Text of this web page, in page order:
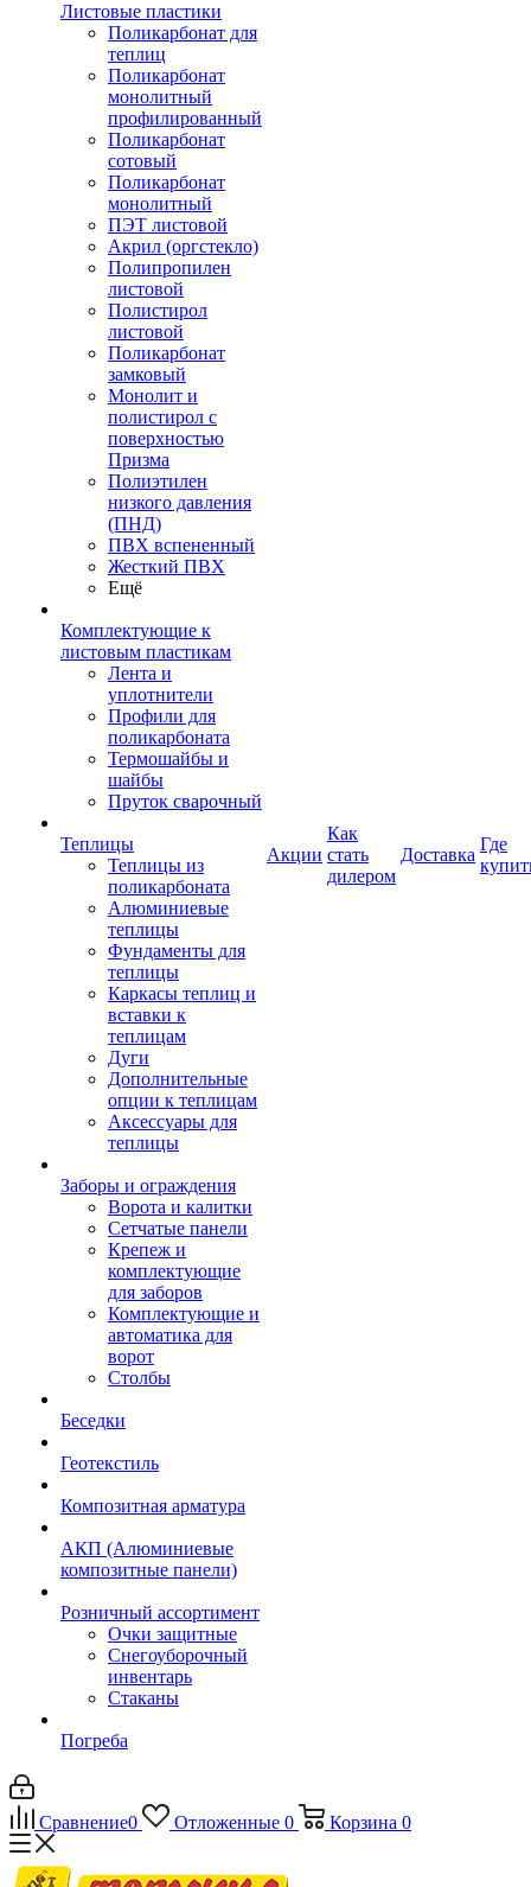
Листовые пластики
Поликарбонат для
теплиц
Поликарбонат
монолитный
профилированный
Поликарбонат
сотовый
Поликарбонат
монолитный
ПЭТ листовой
Акрил (оргстекло)
Полипропилен
листовой
Полистирол
листовой
Поликарбонат
замковый
Монолит и
полистирол с
поверхностью
Призма
Полиэтилен
низкого давления
(ПНД)
ПВХ вспененный
Жесткий ПВХ
Ещё
Комплектующие к
листовым пластикам
Лента и
уплотнители
Профили для
поликарбоната
Термошайбы и
шайбы
Пруток сварочный
Теплицы
Теплицы из
поликарбоната
Алюминиевые
теплицы
Фундаменты для
теплицы
Каркасы теплиц и
вставки к
теплицам
Дуги
Дополнительные
опции к теплицам
Аксессуары для
теплицы
Заборы и ограждения
Ворота и калитки
Сетчатые панели
Крепеж и
комплектующие
для заборов
Комплектующие и
автоматика для
ворот
Столбы
Беседки
Геотекстиль
Композитная арматура
АКП (Алюминиевые
композитные панели)
Розничный ассортимент
Очки защитные
Снегоуборочный
инвентарь
Стаканы
Погреба
Акции
Как
стать
дилером
Доставка
Где
Сравнение0 Отложенные 0 Корзина 0